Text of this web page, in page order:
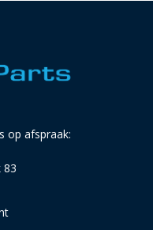
op afspraak:
83